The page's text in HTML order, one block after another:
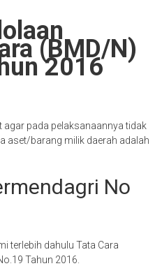
(BMD/N)
2016
pada pelaksanaannya tidak
aset/barang milik daerah adalah
No
terlebih dahulu Tata Cara
Tahun 2016.